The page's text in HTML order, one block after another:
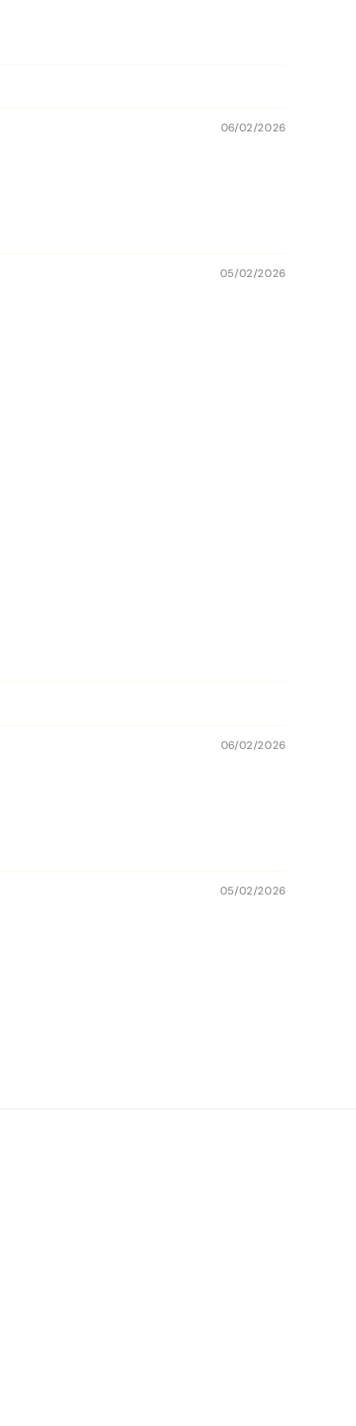
06/02/2026
05/02/2026
06/02/2026
05/02/2026